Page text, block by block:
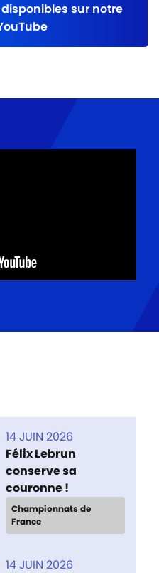
sur notre
14 JUIN 2026
Félix Lebrun
conserve sa
couronne !
Championnats de
France
14 JUIN 2026